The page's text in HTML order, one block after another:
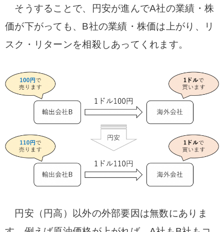
そうすることで、円安が進んでA社の業績・株
価が下がっても、B社の業績・株価は上がり、リ
スク・リターンを相殺しあってくれます。
円安（円高）以外の外部要因は無数にありま